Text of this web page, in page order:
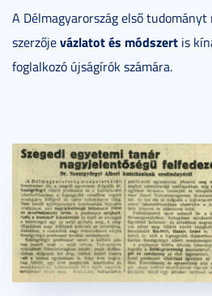
A Délmagyarország első
szerzőjevázlatot és módszert is
foglalkozó újságírók számára.